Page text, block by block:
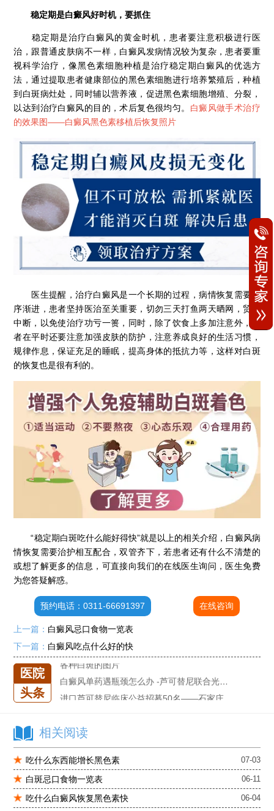
稳定期是白癜风好时机，要抓住
稳定期是治疗白癜风的黄金时机，患者要注意积极进行医
治，跟普通皮肤病不一样，白癜风发病情况较为复杂，患者要重
视科学治疗，像黑色素细胞种植是治疗稳定期白癜风的优选方
法，通过提取患者健康部位的黑色素细胞进行培养繁殖后，种植
到白斑病灶处，同时辅以营养液，促进黑色素细胞增殖、分裂，
以达到治疗白癜风的目的，术后复色很均匀。 白癜风做手术治疗
的效果图——白癜风黑色素移植后恢复照片
医生提醒，治疗白癜风是一个长期的过程，病情恢复需要循
序渐进，患者坚持医治至关重要，切勿三天打鱼两天晒网，贸然
中断，以免使治疗功亏一篑，同时，除了饮食上多加注意外，患
者在平时还要注意加强皮肤的防护，注意养成良好的生活习惯，
规律作息，保证充足的睡眠，提高身体的抵抗力等，这样对白斑
的恢复也是很有利的。
“稳定期白斑吃什么能好得快”就是以上的相关介绍，白癜风病
情恢复需要治护相互配合，双管齐下，若患者还有什么不清楚的
或想了解更多的信息，可直接向我们的在线医生询问，医生免费
为您答疑解惑。
预约电话：0311-66691397 在线咨询
上一篇： 白癜风忌口食物一览表
下一篇： 白癜风吃点什么好的快
医院
头条
石家庄专治白斑医院
治疗白癜风便宜的医院
各种白斑的图片
肚子上有几块白色斑块怎么治
白癜风发病多久进入扩散期
小孩有白斑是怎么回事
石家庄治白癜风的正规医院
石家庄远大中医皮肤医院怎么样
石家庄专治白斑医院
治疗白癜风便宜的医院
各种白斑的图片
相关阅读
吃什么东西能增长黑色素 07-03
白斑忌口食物一览表 06-11
吃什么白癜风恢复黑色素快 06-04